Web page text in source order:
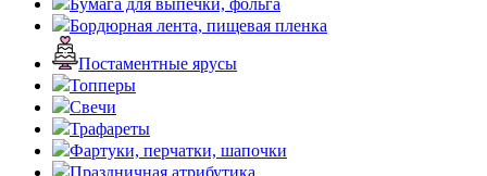
Бордюрная лента, пищевая пленка
Постаментные ярусы
Топперы
Свечи
Трафареты
Фартуки, перчатки, шапочки
Праздничная атрибутика